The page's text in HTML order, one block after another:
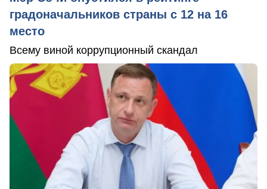
градоначальников страны с 12 на 16
место
Всему виной коррупционный скандал